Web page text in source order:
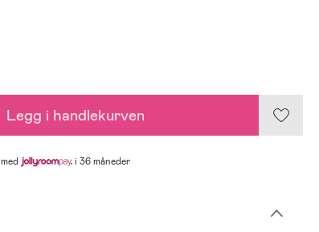
Legg i handlekurven
med i 36 måneder